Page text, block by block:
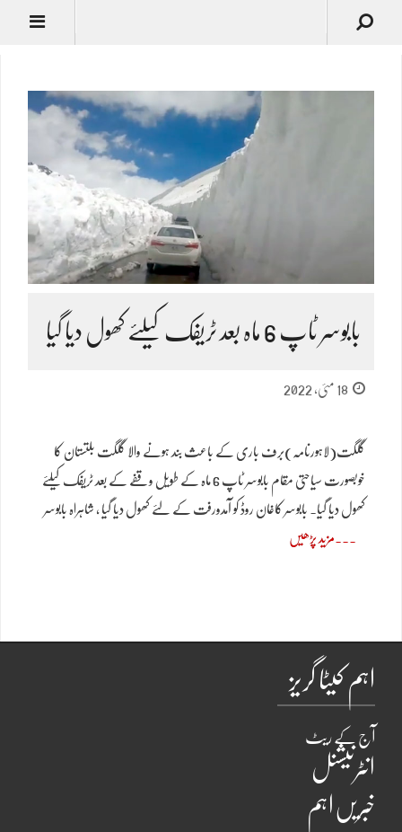
بابوسر ٹاپ 6 ماہ بعد ٹریفک کیلئے کھول دیا گیا
18 مئی, 2022
گلگت(لاہورنامہ)برف باری کے باعث بند ہونے والا گلگت بلتستان کا
خوبصورت سیاحتی مقام بابوسر ٹاپ 6 ماہ کے طویل وقفے کے بعد ٹریفک کیلئے
کھول دیا گیا۔ بابوسر کاغان روڈ کو آمدورفت کے لئے کھول دیا گیا ، شاہراہ بابوسر
مزید پڑھیں
اہم کیٹا گریز
آج کے ریٹ
انٹرنیشنل
خبریں اہم